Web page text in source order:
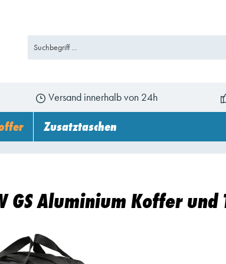
Versand innerhalb von 24h
Zusatztaschen
GS Aluminium Koffer und